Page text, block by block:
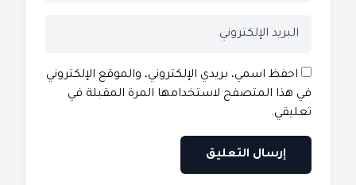
احفظ اسمي، بريدي الإلكتروني، والموقع الإلكتروني
في هذا المتصفح لاستخدامها المرة المقبلة في
تعليقي.